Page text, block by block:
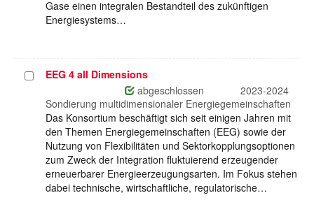
Gase einen integralen Bestandteil des zukünftigen
Energiesystems…
ProjektEEG 4 all Dimensions
abgeschlossen
2023-2024
Sondierung multidimensionaler Energiegemeinschaften
Das Konsortium beschäftigt sich seit einigen Jahren mit
den Themen Energiegemeinschaften (EEG) sowie der
Nutzung von Flexibilitäten und Sektorkopplungsoptionen
zum Zweck der Integration fluktuierend erzeugender
erneuerbarer Energieerzeugungsarten. Im Fokus stehen
dabei technische, wirtschaftliche, regulatorische…